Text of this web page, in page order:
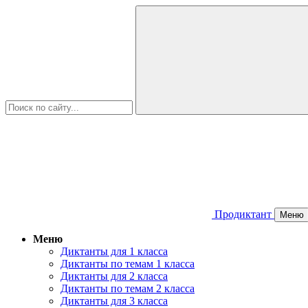
Продиктант Меню
Меню
Диктанты для 1 класса
Диктанты по темам 1 класса
Диктанты для 2 класса
Диктанты по темам 2 класса
Диктанты для 3 класса